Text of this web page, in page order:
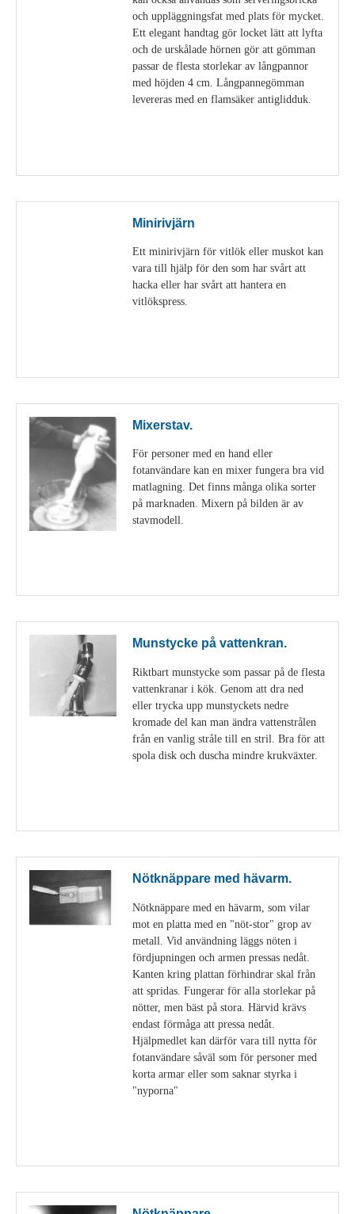
och uppläggningsfat med plats för mycket.
Ett elegant handtag gör locket lätt att lyfta
och de urskålade hörnen gör att gömman
passar de flesta storlekar av långpannor
med höjden 4 cm. Långpannegömman
levereras med en flamsäker antiglidduk.
Minirivjärn
Ett minirivjärn för vitlök eller muskot kan
vara till hjälp för den som har svårt att
hacka eller har svårt att hantera en
vitlökspress.
Mixerstav.
För personer med en hand eller
fotanvändare kan en mixer fungera bra vid
matlagning. Det finns många olika sorter
på marknaden. Mixern på bilden är av
stavmodell.
Munstycke på vattenkran.
Riktbart munstycke som passar på de flesta
vattenkranar i kök. Genom att dra ned
eller trycka upp munstyckets nedre
kromade del kan man ändra vattenstrålen
från en vanlig stråle till en stril. Bra för att
spola disk och duscha mindre krukväxter.
Nötknäppare med hävarm.
Nötknäppare med en hävarm, som vilar
mot en platta med en "nöt-stor" grop av
metall. Vid användning läggs nöten i
fördjupningen och armen pressas nedåt.
Kanten kring plattan förhindrar skal från
att spridas. Fungerar för alla storlekar på
nötter, men bäst på stora. Härvid krävs
endast förmåga att pressa nedåt.
Hjälpmedlet kan därför vara till nytta för
fotanvändare såväl som för personer med
korta armar eller som saknar styrka i
"nyporna"